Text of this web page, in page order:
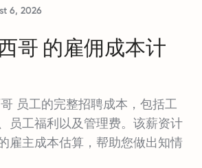
6, 2026
哥 的雇佣成本计
员工的完整招聘成本，包括工
员工福利以及管理费。该薪资计
雇主成本估算，帮助您做出知情